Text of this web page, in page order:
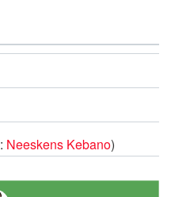
: Neeskens Kebano)